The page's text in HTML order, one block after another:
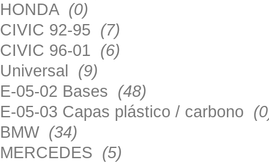
HONDA (0)
CIVIC 92-95 (7)
CIVIC 96-01 (6)
Universal (9)
E-05-02 Bases (48)
E-05-03 Capas plástico / carbono
BMW (34)
MERCEDES (5)